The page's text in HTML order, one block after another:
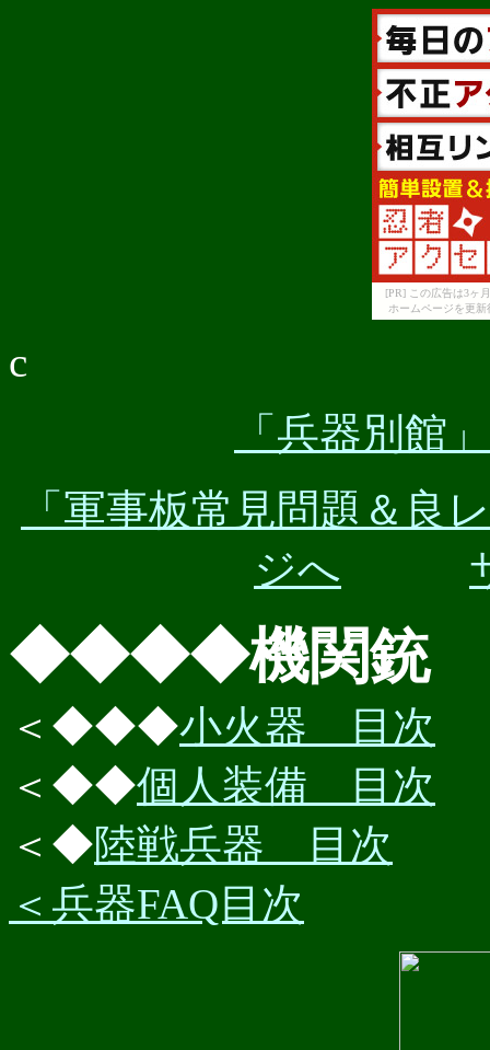
[PR] この広告は3ヶ
ホームページを更
c
「兵器別館
「軍事板常見問題＆良
ジへ
◆◆◆◆機関銃
＜◆◆◆小火器 目次
＜◆◆個人装備 目次
＜◆陸戦兵器 目次
＜兵器FAQ目次